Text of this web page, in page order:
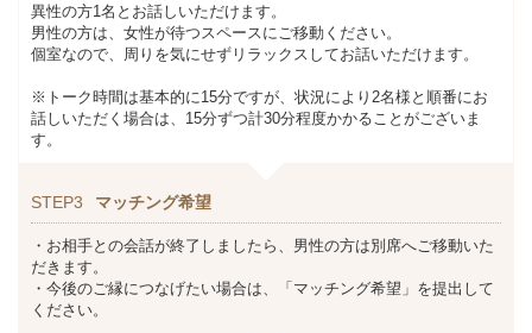
異性の方1名とお話しいただけます。
男性の方は、女性が待つスペースにご移動ください。
個室なので、周りを気にせずリラックスしてお話いただけます。
※トーク時間は基本的に15分ですが、状況により2名様と順番にお
話しいただく場合は、15分ずつ計30分程度かかることがございま
す。
STEP3 マッチング希望
・お相手との会話が終了しましたら、男性の方は別席へご移動いた
だきます。
・今後のご縁につなげたい場合は、「マッチング希望」を提出して
ください。